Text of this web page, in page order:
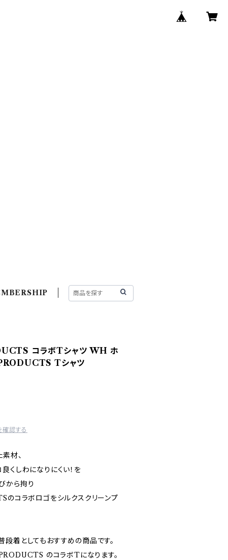
コラボTシャツ WH ホ
Tシャツ
確認する
材、
くしわになりにくい！を
から拘り
コラボロゴをシルクスクリーンプ
着としてもおすすめの商品です。
のコラボTになります。